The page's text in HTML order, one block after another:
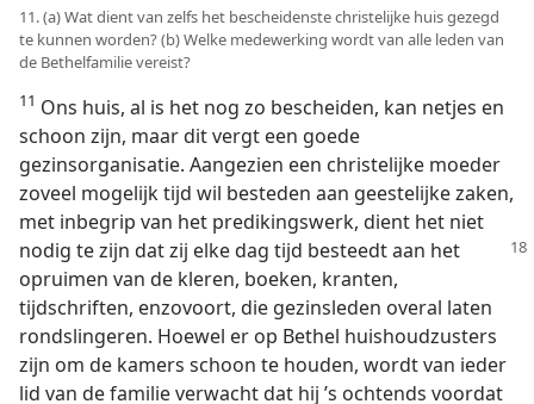
11. (a) Wat dient van zelfs het bescheidenste christelijke huis gezegd
te kunnen worden? (b) Welke medewerking wordt van alle leden van
de Bethelfamilie vereist?
11 Ons huis, al is het nog zo bescheiden, kan netjes en
schoon zijn, maar dit vergt een goede
gezinsorganisatie. Aangezien een christelijke moeder
zoveel mogelijk tijd wil besteden aan geestelijke zaken,
met inbegrip van het predikingswerk, dient het niet
nodig te zijn dat zij elke dag tijd besteedt aan het
opruimen van de kleren, boeken, kranten,
tijdschriften, enzovoort, die gezinsleden overal laten
rondslingeren. Hoewel er op Bethel huishoudzusters
zijn om de kamers schoon te houden, wordt van ieder
lid van de familie verwacht dat hij ’s ochtends voordat